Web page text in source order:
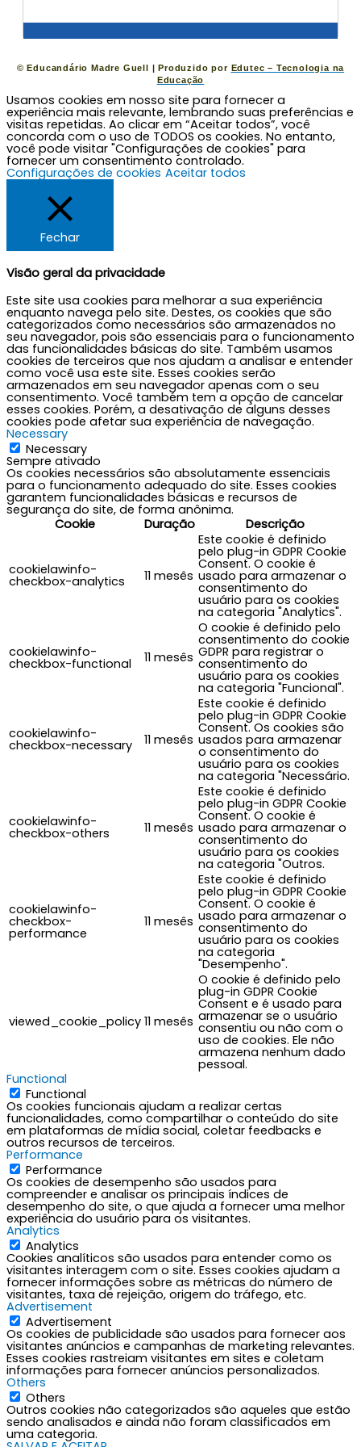
© Educandário Madre Guell | Produzido por Edutec – Tecnologia na
Educação
Usamos cookies em nosso site para fornecer a
experiência mais relevante, lembrando suas preferências e
visitas repetidas. Ao clicar em “Aceitar todos”, você
concorda com o uso de TODOS os cookies. No entanto,
você pode visitar "Configurações de cookies" para
fornecer um consentimento controlado.
Configurações de cookies Aceitar todos
Fechar
Visão geral da privacidade
Este site usa cookies para melhorar a sua experiência
enquanto navega pelo site. Destes, os cookies que são
categorizados como necessários são armazenados no
seu navegador, pois são essenciais para o funcionamento
das funcionalidades básicas do site. Também usamos
cookies de terceiros que nos ajudam a analisar e entender
como você usa este site. Esses cookies serão
armazenados em seu navegador apenas com o seu
consentimento. Você também tem a opção de cancelar
esses cookies. Porém, a desativação de alguns desses
cookies pode afetar sua experiência de navegação.
Necessary
Necessary
Sempre ativado
Os cookies necessários são absolutamente essenciais
para o funcionamento adequado do site. Esses cookies
garantem funcionalidades básicas e recursos de
segurança do site, de forma anônima.
Cookie
Duração Descrição
cookielawinfo-
checkbox-analytics 11 mesês
Este cookie é definido
pelo plug-in GDPR Cookie
Consent. O cookie é
usado para armazenar o
consentimento do
usuário para os cookies
na categoria "Analytics".
cookielawinfo-
checkbox-functional 11 mesês
O cookie é definido pelo
consentimento do cookie
GDPR para registrar o
consentimento do
usuário para os cookies
na categoria "Funcional".
cookielawinfo-
checkbox-necessary 11 mesês
Este cookie é definido
pelo plug-in GDPR Cookie
Consent. Os cookies são
usados para armazenar
o consentimento do
usuário para os cookies
na categoria "Necessário.
cookielawinfo-
checkbox-others 11 mesês
Este cookie é definido
pelo plug-in GDPR Cookie
Consent. O cookie é
usado para armazenar o
consentimento do
usuário para os cookies
na categoria "Outros.
cookielawinfo-
checkbox-
performance
11 mesês
Este cookie é definido
pelo plug-in GDPR Cookie
Consent. O cookie é
usado para armazenar o
consentimento do
usuário para os cookies
na categoria
"Desempenho".
viewed_cookie_policy 11 mesês
O cookie é definido pelo
plug-in GDPR Cookie
Consent e é usado para
armazenar se o usuário
consentiu ou não com o
uso de cookies. Ele não
armazena nenhum dado
pessoal.
Functional
Functional
Os cookies funcionais ajudam a realizar certas
funcionalidades, como compartilhar o conteúdo do site
em plataformas de mídia social, coletar feedbacks e
outros recursos de terceiros.
Performance
Performance
Os cookies de desempenho são usados para
compreender e analisar os principais índices de
desempenho do site, o que ajuda a fornecer uma melhor
experiência do usuário para os visitantes.
Analytics
Analytics
Cookies analíticos são usados para entender como os
visitantes interagem com o site. Esses cookies ajudam a
fornecer informações sobre as métricas do número de
visitantes, taxa de rejeição, origem do tráfego, etc.
Advertisement
Advertisement
Os cookies de publicidade são usados para fornecer aos
visitantes anúncios e campanhas de marketing relevantes.
Esses cookies rastreiam visitantes em sites e coletam
informações para fornecer anúncios personalizados.
Others
Others
Outros cookies não categorizados são aqueles que estão
sendo analisados e ainda não foram classificados em
uma categoria.